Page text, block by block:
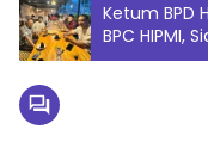
Ketum BPD
BPC HIPMI,